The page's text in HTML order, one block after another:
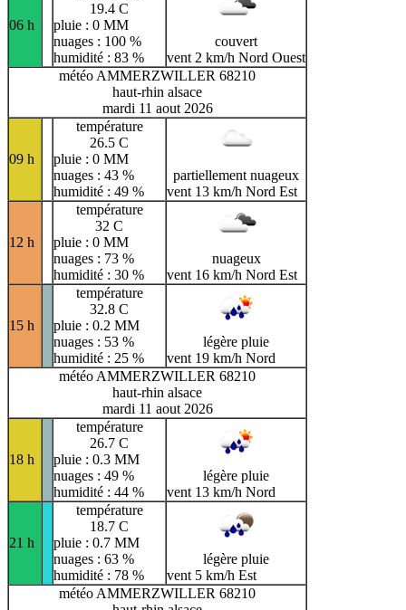
06 h
19.4 C
pluie : 0 MM
nuages : 100 %
humidité : 83 %
couvert
vent 2 km/h Nord Ouest
météo AMMERZWILLER 68210
haut-rhin alsace
mardi 11 aout 2026
09 h
température
26.5 C
pluie : 0 MM
nuages : 43 %
humidité : 49 %
partiellement nuageux
vent 13 km/h Nord Est
12 h
température
32 C
pluie : 0 MM
nuages : 73 %
humidité : 30 %
nuageux
vent 16 km/h Nord Est
15 h
température
32.8 C
pluie : 0.2 MM
nuages : 53 %
humidité : 25 %
légère pluie
vent 19 km/h Nord
météo AMMERZWILLER 68210
haut-rhin alsace
mardi 11 aout 2026
18 h
température
26.7 C
pluie : 0.3 MM
nuages : 49 %
humidité : 44 %
légère pluie
vent 13 km/h Nord
21 h
température
18.7 C
pluie : 0.7 MM
nuages : 63 %
humidité : 78 %
légère pluie
vent 5 km/h Est
météo AMMERZWILLER 68210